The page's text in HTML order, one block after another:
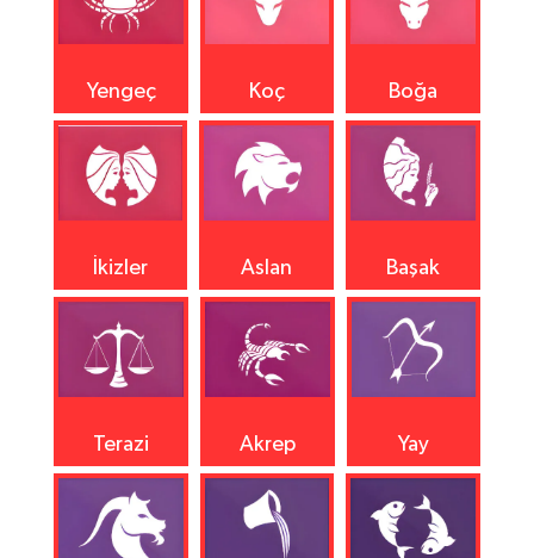
Yengeç Koç Boğa
İkizler Aslan Başak
Terazi Akrep Yay